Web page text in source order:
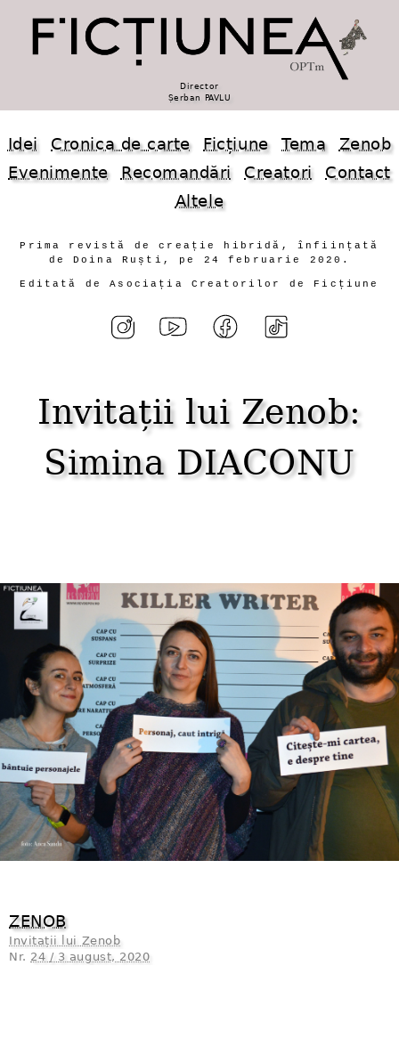
Director
Șerban PAVLU
Idei Cronica de carte Ficțiune Tema
Zenob
Evenimente
Recomandări Creatori
Contact
Altele
Prima revistă de creație hibridă, înființată
de Doina Ruști, pe 24 februarie 2020.
Editată de Asociația Creatorilor de Ficțiune
Invitații lui Zenob:
Simina DIACONU
ZENOB
Invitații lui Zenob
Nr. 24 / 3 august, 2020